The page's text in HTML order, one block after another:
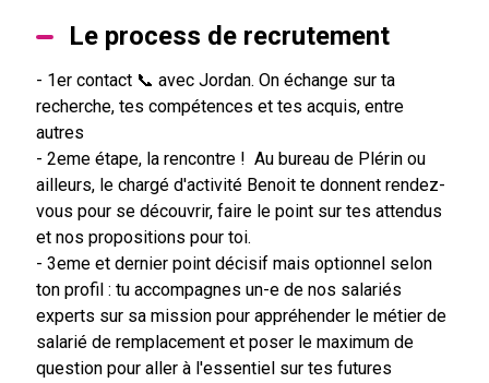
Le process de recrutement
- 1er contact 📞 avec Jordan. On échange sur ta
recherche, tes compétences et tes acquis, entre
autres
- 2eme étape, la rencontre ! Au bureau de Plérin ou
ailleurs, le chargé d'activité Benoit te donnent rendez-
vous pour se découvrir, faire le point sur tes attendus
et nos propositions pour toi.
- 3eme et dernier point décisif mais optionnel selon
ton profil : tu accompagnes un-e de nos salariés
experts sur sa mission pour appréhender le métier de
salarié de remplacement et poser le maximum de
question pour aller à l'essentiel sur tes futures